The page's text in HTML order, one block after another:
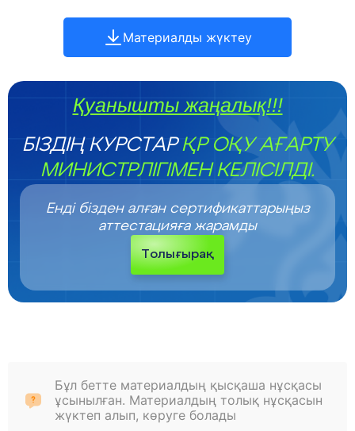
Материалды жүктеу
Қуанышты жаңалық!!!
БІЗДІҢ КУРСТАРҚР ОҚУ АҒАРТУ
МИНИСТРЛІГІМЕН КЕЛІСІЛДІ.
Енді бізден алған сертификаттарыңыз
аттестацияға жарамды
Толығырақ
Бұл бетте материалдың қысқаша нұсқасы
ұсынылған. Материалдың толық нұсқасын
жүктеп алып, көруге болады